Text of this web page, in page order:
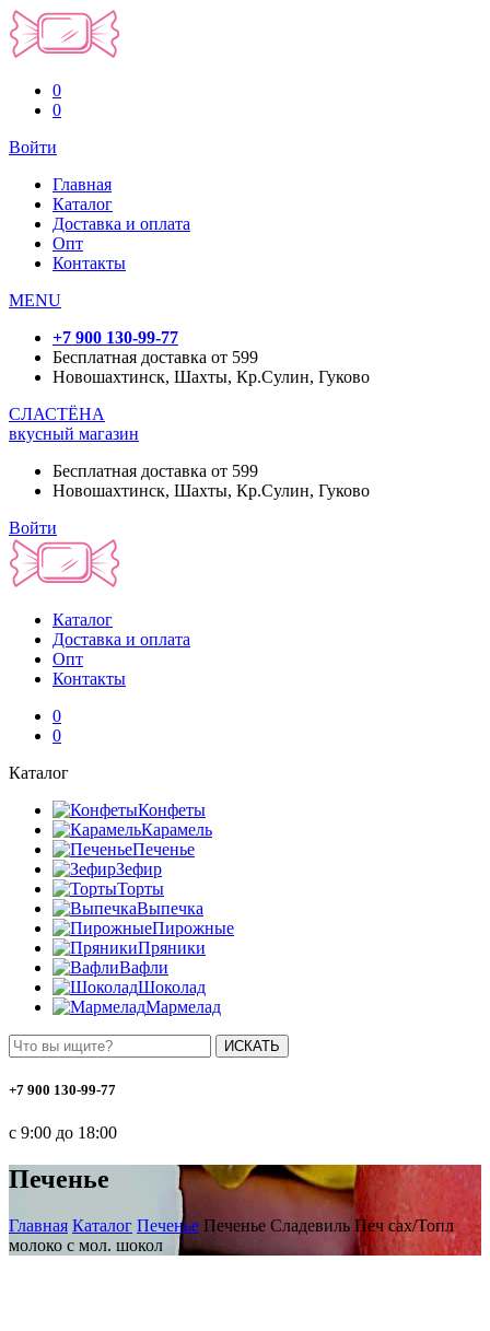
0
0
Войти
Главная
Каталог
Доставка и оплата
Опт
Контакты
MENU
+7 900 130-99-77
Бесплатная доставка от 599
Новошахтинск, Шахты, Кр.Сулин, Гуково
СЛАСТЁНА
вкусный магазин
Бесплатная доставка от 599
Новошахтинск, Шахты, Кр.Сулин, Гуково
Войти
Каталог
Доставка и оплата
Опт
Контакты
0
0
Каталог
Конфеты
Карамель
Печенье
Зефир
Торты
Выпечка
Пирожные
Пряники
Вафли
Шоколад
Мармелад
ИСКАТЬ
+7 900 130-99-77
с 9:00 до 18:00
Печенье
Главная Каталог Печенье Печенье Сладевиль Печ сах/Топл
молоко с мол. шокол